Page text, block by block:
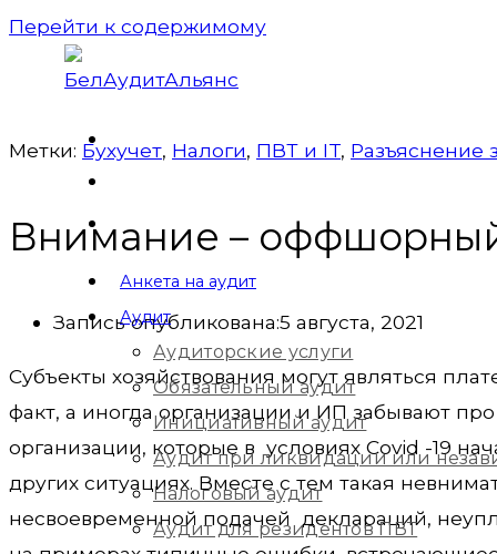
Перейти к содержимому
Анкета на аудит
Аудит
Аудиторские услуги
Обязательный аудит
Инициативный аудит
Аудит при ликвидации или
Налоговый аудит
Аудит для резидентов ПВТ
Метки: Бухучет, Налоги, ПВТ и IT, Разъяснение
Внимание –
Запись опубликована:5 августа, 2021
Субъекты хозяйствования могут являться
факт, а иногда организации и ИП забывают
организации, которые в условиях Covid -19
других ситуациях. Вместе с тем такая
несвоевременной подачей деклараций,